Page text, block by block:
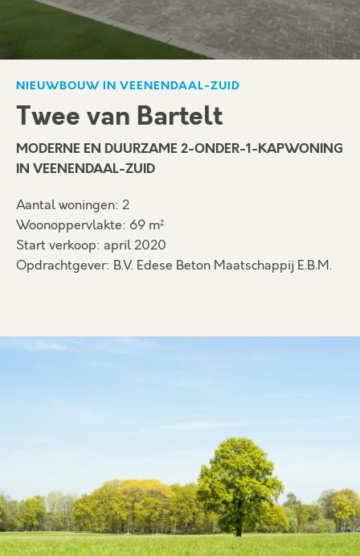
NIEUWBOUW IN VEENENDAAL-ZUID
Twee van Bartelt
MODERNE EN DUURZAME 2-ONDER-1-KAPWONING
IN VEENENDAAL-ZUID
Aantal woningen: 2
Woonoppervlakte: 69 m²
Start verkoop: april 2020
Opdrachtgever: B.V. Edese Beton Maatschappij E.B.M.